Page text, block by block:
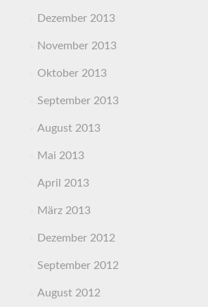
Dezember 2013
November 2013
Oktober 2013
September 2013
August 2013
Mai 2013
April 2013
März 2013
Dezember 2012
September 2012
August 2012